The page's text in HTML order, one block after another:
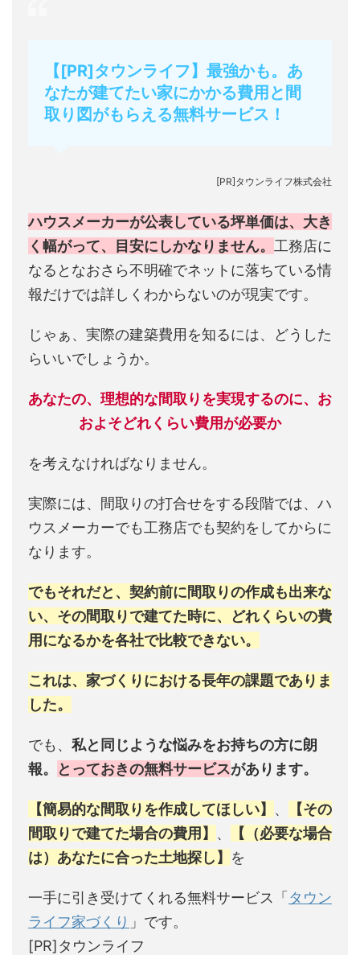
【[PR]タウンライフ】最強かも。あ
なたが建てたい家にかかる費用と間
取り図がもらえる無料サービス！
[PR]タウンライフ株式会社
ハウスメーカーが公表している坪単価は、大き
く幅がって、目安にしかなりません。 工務店に
なるとなおさら不明確でネットに落ちている情
報だけでは詳しくわからないのが現実です。
じゃぁ、実際の建築費用を知るには、どうした
らいいでしょうか。
あなたの、理想的な間取りを実現するのに、お
およそどれくらい費用が必要か
を考えなければなりません。
実際には、間取りの打合せをする段階では、ハ
ウスメーカーでも工務店でも契約をしてからに
なります。
でもそれだと、契約前に間取りの作成も出来な
い、その間取りで建てた時に、どれくらいの費
用になるかを各社で比較できない。
これは、家づくりにおける長年の課題でありま
した。
でも、 私と同じような悩みをお持ちの方に朗
報。
とっておきの無料サービスがあります。
【簡易的な間取りを作成してほしい】 、
【その
間取りで建てた場合の費用】 、
【（必要な場合
は）あなたに合った土地探し】 を
一手に引き受けてくれる無料サービス「タウン
ライフ家づくり 」です。
[PR]タウンライフ